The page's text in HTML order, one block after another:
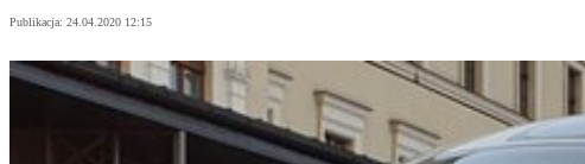
Publikacja: 24.04.2020 12:15